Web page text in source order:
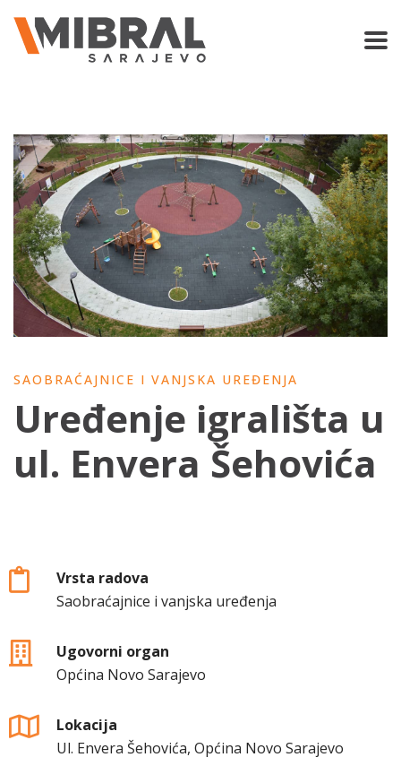
SAOBRAĆAJNICE I VANJSKA UREĐENJA
Uređenje igrališta u
ul. Envera Šehovića
Vrsta radova
Saobraćajnice i vanjska uređenja
Ugovorni organ
Općina Novo Sarajevo
Lokacija
Ul. Envera Šehovića, Općina Novo Sarajevo